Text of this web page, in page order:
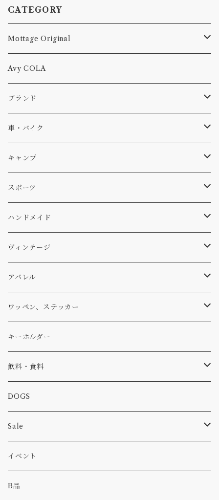
CATEGORY
Mottage Original
Tシャツ
キャップ、ニット
ソックス
雑貨
ステッカー
バッグ
パンツ
パーカー・トレーナー
アウター
コラボ
食品
Avy COLA
ブランド
Db
サーフ
スキー
A-Frame
DOGS
WEAR
Four My Self
Ten
アメリカ軍払い下げ
...mura
車・バイク
車外
マット、シート
エアフレッシュナー
小物
ヘルメット
キャンプ
ファニチャー
キッチン
スリーピング
小物
コーヒー
焚き火
スポーツ
サーフ
スキー
ハンドメイド
ステッカー
ワッペン
小物
ヴィンテージ
ワッペン
ステッカー
小物
バイク
カー
アパレル
Tシャツ
キャップ、ニット
バッグ
小物
パンツ
パーカー・トレーナー
ワッペン、ステッカー
ワッペン
ステッカー
ピン
キーホルダー
飲料・食料
コーヒー
食べ物
DOGS
Sale
カー
キャンプ
イベント
B品